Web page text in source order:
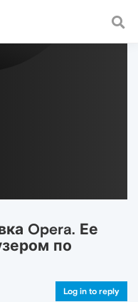
a fast and
Opera. Ее
по
Log in to reply